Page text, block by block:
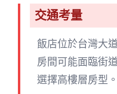
交通考量
飯店位於台灣大
房間可能面臨街
選擇高樓層房型。